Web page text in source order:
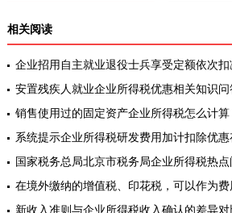
相关阅读
企业招用自主就业退役士兵享受定额依次
税、教育费附加、地方教育附加和企业所得
他扶持就
安置残疾人就业企业所得税优惠相关知识问
销售使用过的固定资产企业所得税怎么计算
系统提示企业所得税研发费用加计扣除优惠
国家税务总局北京市税务局企业所得税热点
在境外缴纳的增值税、印花税，可以作为
新收入准则与企业所得税收入确认的差异对